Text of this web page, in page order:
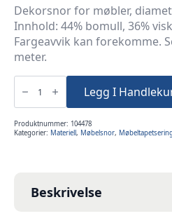
Dekorsnor for møbler,
Innhold: 44% bomull, 36%
Fargeavvik kan forekomme.
meter.
Møbelsnor
matt
12,5m
Legg I
Produktnummer: 104478
Kategorier: Materiell, Møbelsnor, Møbeltapetsering
Beskrivelse